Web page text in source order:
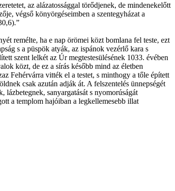
az alázatossággal törődjenek, de mindenekelőtt
végső könyörgéseimben a szentegyházat a
remélte, ha e nap örömei közt bomlana fel teste, ezt
s a püspök atyák, az ispánok vezérlő kara s
szent lelkét az Úr megtestesülésének 1033. évében
közt, de ez a sírás később mind az életben
Fehérvárra vitték el a testet, s minthogy a tőle épített
csak azután adják át. A felszentelés ünnepségét
lázbetegnek, sanyargatását s nyomorúságát
a templom hajóiban a legkellemesebb illat